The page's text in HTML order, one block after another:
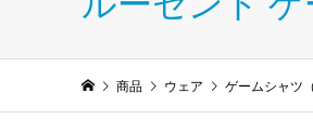
商品 ウェア ゲームシャツ